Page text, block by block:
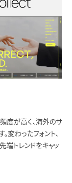
度が高く、海外のサ
変わったフォント、
端トレンドをキャッ